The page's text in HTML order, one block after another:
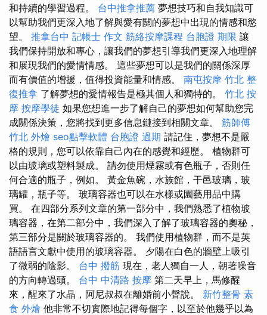
和持續的學習過程。 台中推拿推薦 夢想技巧和自我知識可
以幫助我們更深入地了解與愛有關的夢想中出現的情感和慾
望。 推拿台中 記帳士 作文 筋絡按摩課程 台胞證 期限 讓
我們保持開放和專心，讓我們的夢想引導我們更深入地理解
和展現我們的愛情情感。 這些夢想可以是我們的關係深厚
而有價值的增援，值得投資能量和情感。 南屯按摩 竹北 整
復推拿 了解夢想的愛情報告是極其個人和獨特的。 竹北 按
摩 按摩學徒 如果您想進一步了解自己的夢想如何幫助您完
成關係決策，您將找到更多信息鏈接到相關文章。 筋師傅
竹北 外燴 seo點擊軟體 台胞證 過期 請記住，夢想不是嚴
格的規則，您可以依靠自己內在的感覺和經歷。 植物群可
以由玻璃或塑料製成。 請勿使用煙霧或有色瓶子，否則任
何合適的瓶子，例如。 黃金魚碗，水族館，干邑玻璃，玻
璃罐，瓶子等。 玻璃容器也可以在水樣或園藝用品中購
買。 在四部分系列文章的第一部分中，我們熟悉了植物玻
璃容器，在第二部分中，我們深入了解了玻璃容器的奧秘，
第三部分是關於玻璃容器的。 我們使用植物群，而不是英
語語言文獻中使用的玻璃容器。 夕陽在白色的牆壁上吸引
了微弱的陰影。 台中 撥筋 現在，老人獨自一人，朝著噪音
的方向轉過頭。 台中 中清路 按摩 第二天早上，馬修醒
來，醒來了水晶，阿尼叔叔在離婚前小聲說。 新竹整骨 素
食 外燴 他非常不切實際地記得每個字，以至於他幾乎以為